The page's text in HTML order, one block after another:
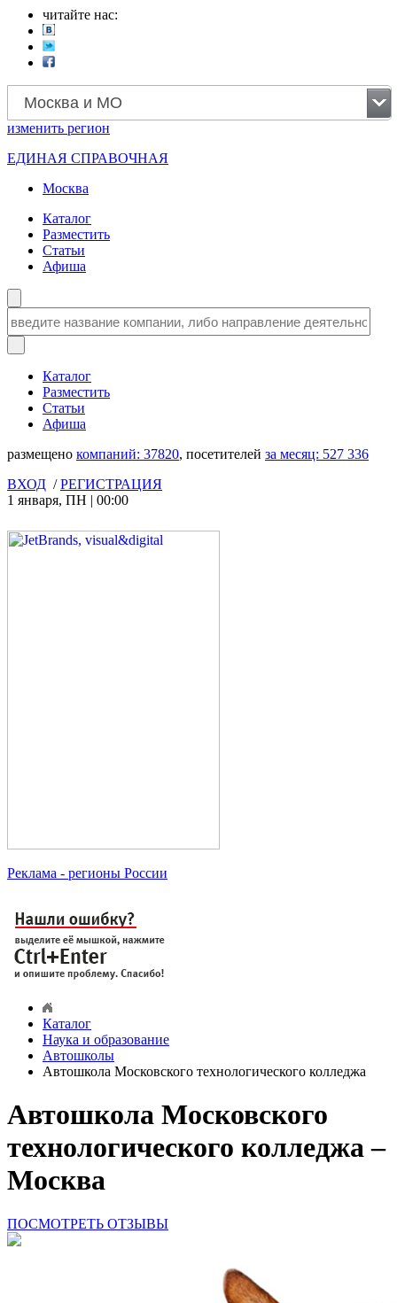
читайте нас:
Москва и МО
изменить регион
ЕДИНАЯ СПРАВОЧНАЯ
Москва
Каталог
Разместить
Статьи
Афиша
Каталог
Разместить
Статьи
Афиша
размещено компаний: 37820, посетителей за месяц: 527 336
ВХОД /РЕГИСТРАЦИЯ
1 января, ПН | 00:00
Реклама - регионы России
Каталог
Наука и образование
Автошколы
Автошкола Московского технологического колледжа
Автошкола Московского
технологического колледжа –
Москва
ПОСМОТРЕТЬ ОТЗЫВЫ